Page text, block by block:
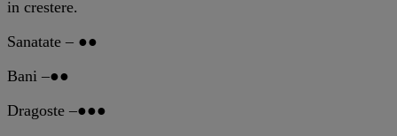
in crestere.
Sanatate – ●●
Bani –●●
Dragoste –●●●